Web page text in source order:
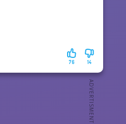
14
76